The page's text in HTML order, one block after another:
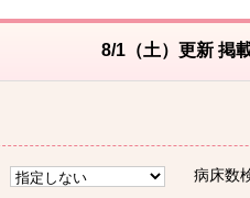
8/1（土）更新 掲
病床数